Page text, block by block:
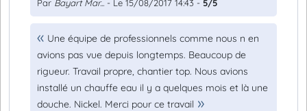
Par Bayart Mar... - Le 15/08/2017 14:43 - 5/5
Une équipe de professionnels comme nous n en
avions pas vue depuis longtemps. Beaucoup de
rigueur. Travail propre, chantier top. Nous avions
installé un chauffe eau il y a quelques mois et là une
douche. Nickel. Merci pour ce travail